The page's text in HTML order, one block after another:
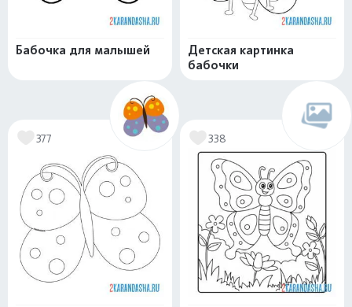
Бабочка для малышей
Детская картинка
бабочки
377 338